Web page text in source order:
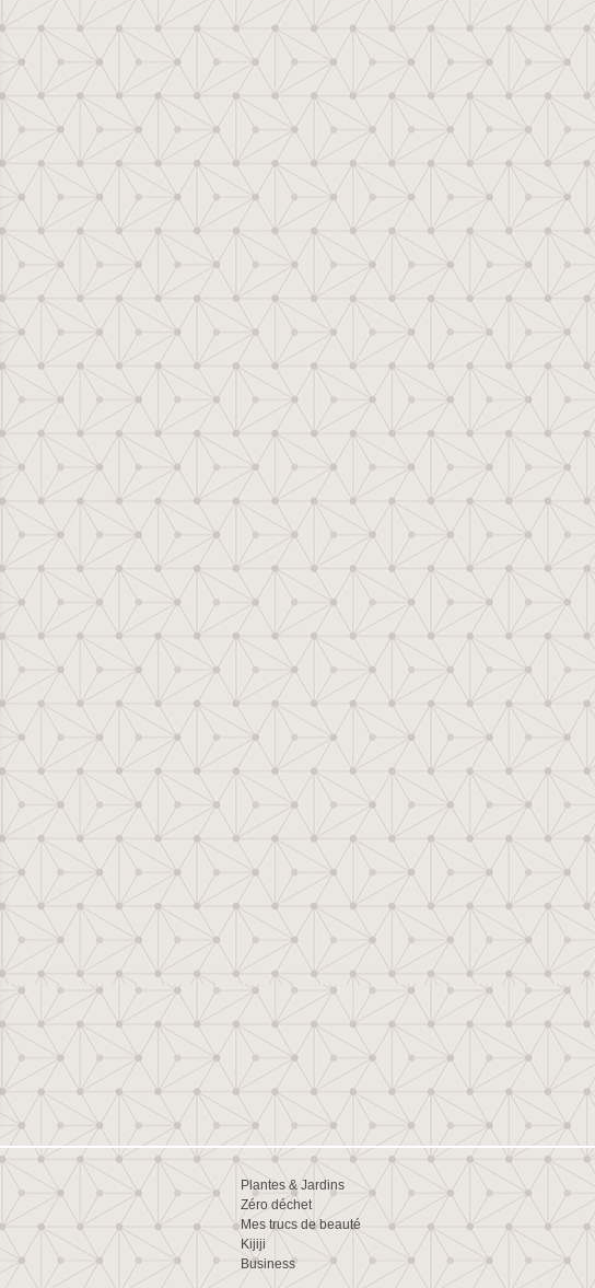
Plantes & Jardins
Zéro déchet
Mes trucs de beauté
Kijiji
Business